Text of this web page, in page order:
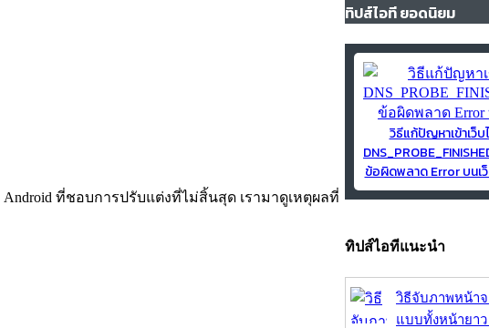
ที่ชอบการปรับแต่งที่ไม่สิ้นสุด เรามาดูเหตุผลที่
ทิปส์ไอที ยอดนิยม
วิธีแก้ปัญหาเข้าเว็บ
ข้อผิดพลาด Error บนเว็
ทิปส์ไอทีแนะนำ
วิธีจับภาพหน้าจ
แบบทั้งหน้ายา